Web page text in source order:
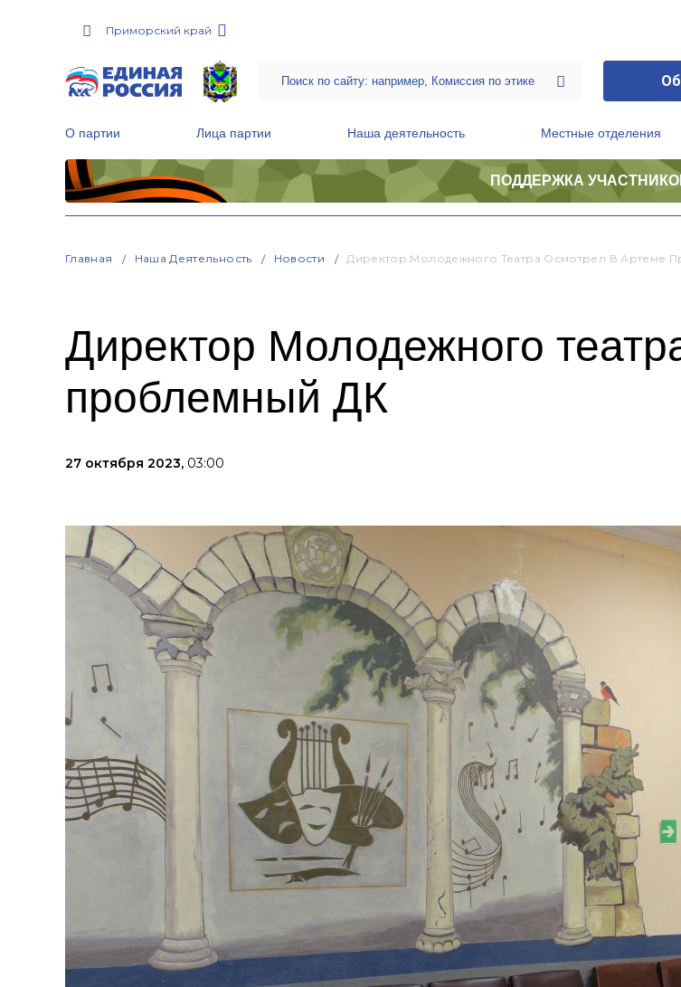
Приморский край
О партии Лица партии Наша деятельность Местные отделения
ПОДДЕРЖКА
Главная Наша Деятельность Новости Директор Молодежного Театра Осмотрел В Артеме
Директор Молодежного
проблемный ДК
27 октября 2023, 03:00